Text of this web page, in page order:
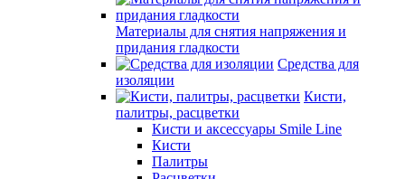
Материалы для снятия напряжения и
придания гладкости
Средства для
изоляции
Кисти,
палитры, расцветки
Кисти и аксессуары Smile Line
Кисти
Палитры